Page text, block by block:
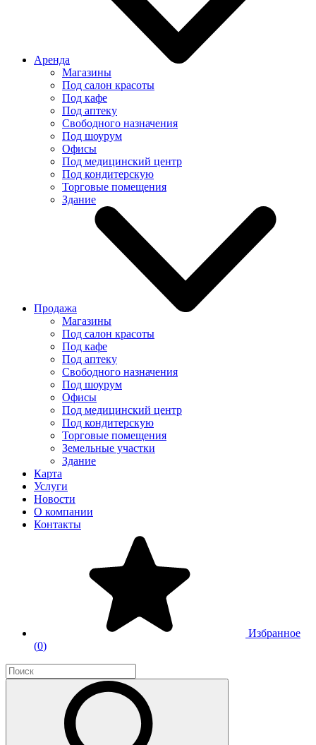
Аренда
Магазины
Под салон красоты
Под кафе
Под аптеку
Свободного назначения
Под шоурум
Офисы
Под медицинский центр
Под кондитерскую
Торговые помещения
Здание
Продажа
Магазины
Под салон красоты
Под кафе
Под аптеку
Свободного назначения
Под шоурум
Офисы
Под медицинский центр
Под кондитерскую
Торговые помещения
Земельные участки
Здание
Карта
Услуги
Новости
О компании
Контакты
Избранное
(0)